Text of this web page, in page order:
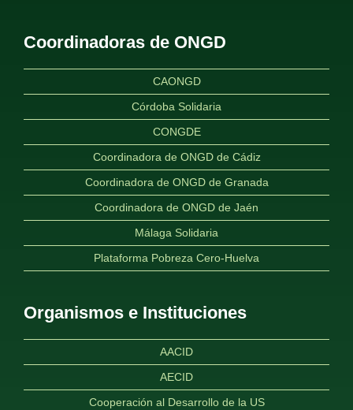
Coordinadoras de ONGD
CAONGD
Córdoba Solidaria
CONGDE
Coordinadora de ONGD de Cádiz
Coordinadora de ONGD de Granada
Coordinadora de ONGD de Jaén
Málaga Solidaria
Plataforma Pobreza Cero-Huelva
Organismos e Instituciones
AACID
AECID
Cooperación al Desarrollo de la US